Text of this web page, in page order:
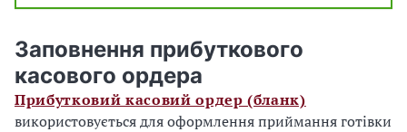
Заповнення прибуткового
касового ордера
Прибутковий касовий ордер (бланк)
використовується для оформлення приймання готівки